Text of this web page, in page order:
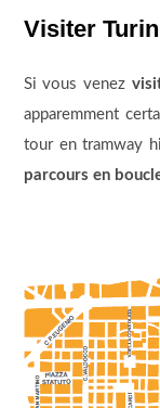
Visiter
Si vous venez
apparemment
tour en tramway
parcours en